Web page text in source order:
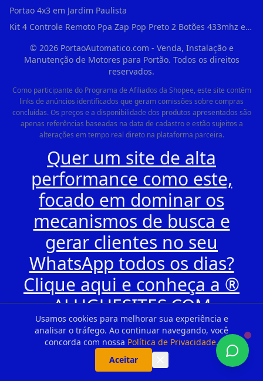
Usamos cookies para melhorar sua experiência e
analisar o tráfego. Ao continuar navegando, você
concorda com nossa Política de Privacidade.
Aceitar
Portao 4x3 em Jardim Paulista
Kit 4 Controle Remoto Ppa Zap Pop Preto 2 Botões 433mhz em Pari
© 2026PortaoAutomatico.com - Venda, Instalação e
Manutenção de Motores para Portão. Todos os direitos
reservados.
Como participante do Programa de Afiliados da Shopee, este site contém
links de anúncios identificados que geram comissões sobre compras
concluídas. Os preços e a disponibilidade dos produtos apresentados são
apenas referências baseadas na data de cadastro e estão sujeitos a
alterações em tempo real direto na plataforma parceira.
Quer um site de alta
performance como este,
focado em dominar os
mecanismos de busca e
gerar clientes no seu
WhatsApp todos os dias?
Clique aqui e conheça a ®
ALUGUESITES.COM